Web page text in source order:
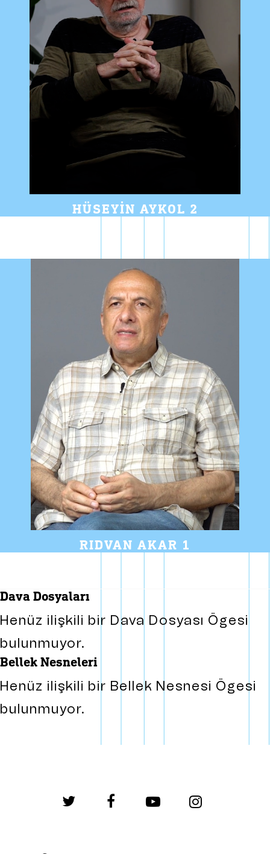
HÜSEYIN AYKOL 2
RIDVAN AKAR 1
dava dosyaları
Henüz ilişkili bir Dava Dosyası Ögesi
bulunmuyor.
bellek nesneleri
Henüz ilişkili bir Bellek Nesnesi Ögesi
bulunmuyor.
facebook